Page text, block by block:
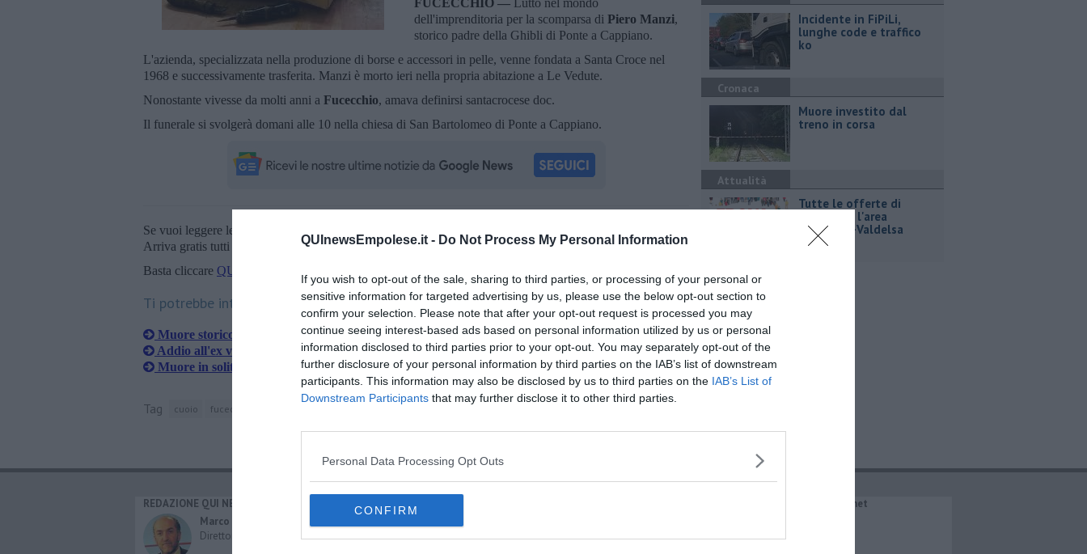
QUInewsEmpolese.it - Do Not Process My Personal Information
If you wish to opt-out of the sale, sharing to third parties, or processing of your personal or
sensitive information for targeted advertising by us, please use the below opt-out section to
confirm your selection. Please note that after your opt-out request is processed you may
continue seeing interest-based ads based on personal information utilized by us or personal
information disclosed to third parties prior to your opt-out. You may separately opt-out of the
further disclosure of your personal information by third parties on the IAB’s list of downstream
participants. This information may also be disclosed by us to third parties on the IAB’s List of
Downstream Participants that may further disclose it to other third parties.
Personal Data Processing Opt Outs
CONFIRM
dell'imprenditoria per la scomparsa di Piero Manzi,
storico padre della Ghibli di Ponte a Cappiano.
L'azienda, specializzata nella produzione di borse e accessori in pelle, venne fondata a Santa Croce nel
1968 e successivamente trasferita. Manzi è morto ieri nella propria abitazione a Le Vedute.
Nonostante vivesse da molti anni a Fucecchio, amava definirsi santacrocese doc.
Il funerale si svolgerà domani alle 10 nella chiesa di San Bartolomeo di Ponte a Cappiano.
Se vuoi leggere le notizie principali della Toscana iscriviti alla
Arriva gratis tutti i giorni alle 20:00 direttamente nella tua casella di posta.
Basta cliccare QUI
Ti potrebbe interessare anche:
Muore storico presidente dell'Arci di Turbone
Addio all'ex vicesindaco
Muore in solitudine storico ex barista
Tag cuoio fucecchio chiesa di san bartolomeo a campiglia
Incidente in FiPiLi,
lunghe code e traffico
ko
Cronaca
Muore investito dal
treno in corsa
Attualità
​Tutte le offerte di
lavoro per l'area
Empolese-Valdelsa
REDAZIONE QUI NEWS
Marco Migli
Direttore Responsabile
CATEGORIE
Cronaca
IL NETWORK QuiNews.net